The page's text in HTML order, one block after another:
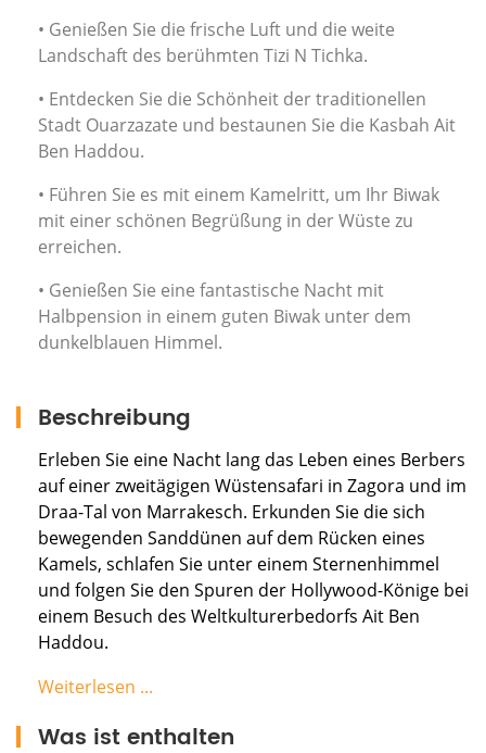
• Genießen Sie die frische Luft und die weite
Landschaft des berühmten Tizi N Tichka.
• Entdecken Sie die Schönheit der traditionellen
Stadt Ouarzazate und bestaunen Sie die Kasbah Ait
Ben Haddou.
• Führen Sie es mit einem Kamelritt, um Ihr Biwak
mit einer schönen Begrüßung in der Wüste zu
erreichen.
• Genießen Sie eine fantastische Nacht mit
Halbpension in einem guten Biwak unter dem
dunkelblauen Himmel.
Beschreibung
Erleben Sie eine Nacht lang das Leben eines Berbers
auf einer zweitägigen Wüstensafari in Zagora und im
Draa-Tal von Marrakesch. Erkunden Sie die sich
bewegenden Sanddünen auf dem Rücken eines
Kamels, schlafen Sie unter einem Sternenhimmel
und folgen Sie den Spuren der Hollywood-Könige bei
einem Besuch des Weltkulturerbedorfs Ait Ben
Haddou.
TAG 1: MARRAKECH - AIT BENHADDOU -
Weiterlesen ...
Was ist enthalten